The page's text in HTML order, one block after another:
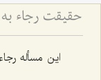
حقیقت رجاء
این مسأله